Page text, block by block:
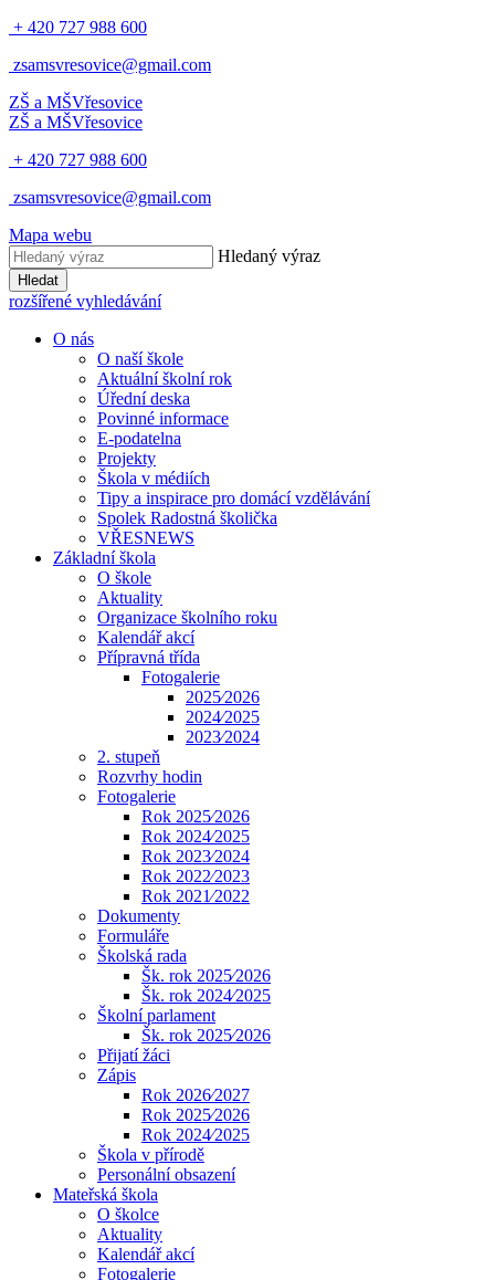
+ 420 727 988 600
zsamsvresovice@gmail.com
ZŠ a MŠVřesovice
ZŠ a MŠVřesovice
+ 420 727 988 600
zsamsvresovice@gmail.com
Mapa webu
Hledaný výraz
Hledat
rozšířené vyhledávání
O nás
O naší škole
Aktuální školní rok
Úřední deska
Povinné informace
E-podatelna
Projekty
Škola v médiích
Tipy a inspirace pro domácí vzdělávání
Spolek Radostná školička
VŘESNEWS
Základní škola
O škole
Aktuality
Organizace školního roku
Kalendář akcí
Přípravná třída
Fotogalerie
2025⁄2026
2024⁄2025
2023⁄2024
2. stupeň
Rozvrhy hodin
Fotogalerie
Rok 2025⁄2026
Rok 2024⁄2025
Rok 2023⁄2024
Rok 2022⁄2023
Rok 2021⁄2022
Dokumenty
Formuláře
Školská rada
Šk. rok 2025⁄2026
Šk. rok 2024⁄2025
Školní parlament
Šk. rok 2025⁄2026
Přijatí žáci
Zápis
Rok 2026⁄2027
Rok 2025⁄2026
Rok 2024⁄2025
Škola v přírodě
Personální obsazení
Mateřská škola
O školce
Aktuality
Kalendář akcí
Fotogalerie